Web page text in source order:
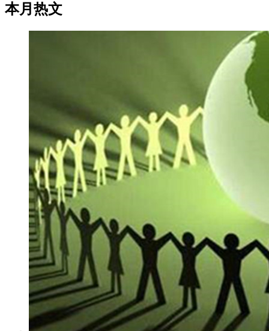
本月热文